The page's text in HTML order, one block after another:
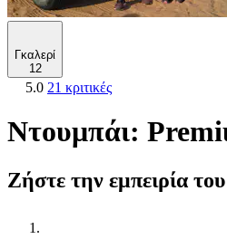
Γκαλερί
12
5.0 21 κριτικές
Ντουμπάι:
Ζήστε την εμπειρία